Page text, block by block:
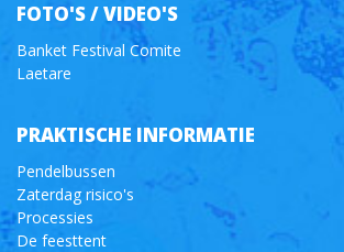
FOTO'S / VIDEO'S
Banket Festival Comite
Laetare
PRAKTISCHE INFORMATIE
Pendelbussen
Zaterdag risico's
Processies
De feesttent